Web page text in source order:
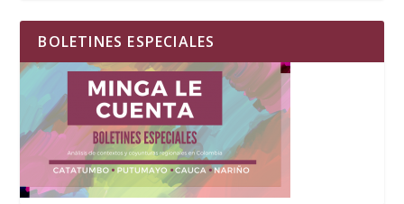
BOLETINES ESPECIALES